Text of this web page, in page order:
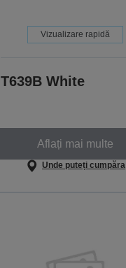
Vizualizare rapidă
T639B White
Aflați mai multe
Unde puteți cumpăra